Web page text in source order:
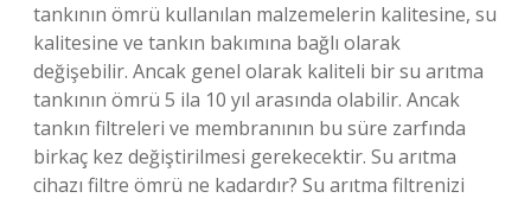
tankının ömrü kullanılan malzemelerin kalitesine, su
kalitesine ve tankın bakımına bağlı olarak
değişebilir. Ancak genel olarak kaliteli bir su arıtma
tankının ömrü 5 ila 10 yıl arasında olabilir. Ancak
tankın filtreleri ve membranının bu süre zarfında
birkaç kez değiştirilmesi gerekecektir. Su arıtma
cihazı filtre ömrü ne kadardır? Su arıtma filtrenizi